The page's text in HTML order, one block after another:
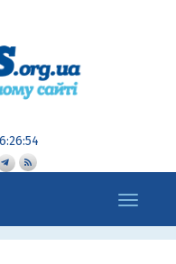
Toggle
navigation